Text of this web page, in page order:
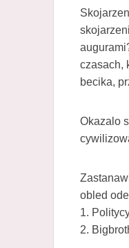
czasach,
becika,
Okazalo
obled
1.
2.